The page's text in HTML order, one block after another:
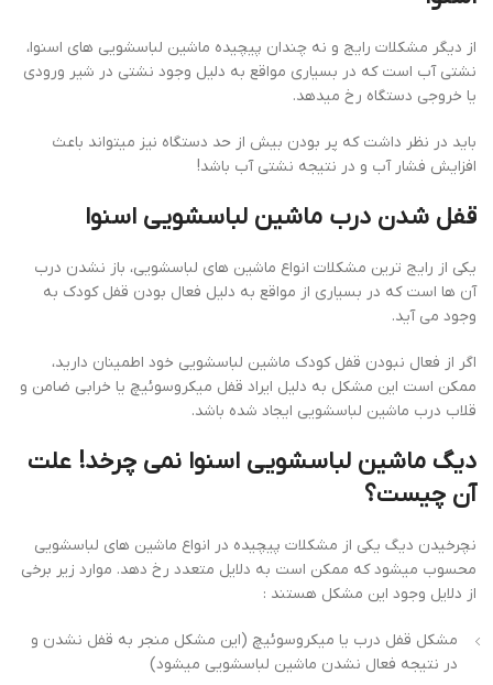
از دیگر مشکلات رایج و نه چندان پیچیده ماشین لباسشویی های اسنوا،
نشتی آب است که در بسیاری مواقع به دلیل وجود نشتی در شیر ورودی
یا خروجی دستگاه رخ میدهد.
باید در نظر داشت که پر بودن بیش از حد دستگاه نیز میتواند باعث
افزایش فشار آب و در نتیجه نشتی آب باشد!
قفل شدن درب ماشین لباسشویی اسنوا
یکی از رایج ترین مشکلات انواع ماشین های لباسشویی، باز نشدن درب
آن ها است که در بسیاری از مواقع به دلیل فعال بودن قفل کودک به
وجود می آید.
اگر از فعال نبودن قفل کودک ماشین لباسشویی خود اطمینان دارید،
ممکن است این مشکل به دلیل ایراد قفل میکروسوئیچ یا خرابی ضامن و
قلاب درب ماشین لباسشویی ایجاد شده باشد.
دیگ ماشین لباسشویی اسنوا نمی چرخد! علت
آن چیست؟
نچرخیدن دیگ یکی از مشکلات پیچیده در انواع ماشین های لباسشویی
محسوب میشود که ممکن است به دلایل متعدد رخ دهد. موارد زیر برخی
از دلایل وجود این مشکل هستند :
مشکل قفل درب یا میکروسوئیچ (این مشکل منجر به قفل نشدن و
در نتیجه فعال نشدن ماشین لباسشویی میشود)